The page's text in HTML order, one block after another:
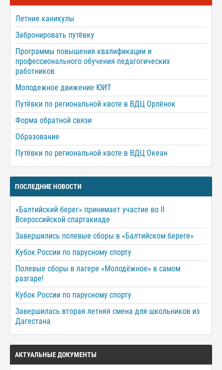
Летние каникулы
Забронировать путёвку
Программы повышения квалификации и
профессионального обучения педагогических
работников
Молодежное движение ЮИТ
Путёвки по региональной квоте в ВДЦ Орлёнок
Форма обратной связи
Образование
Путёвки по региональной квоте в ВДЦ Океан
ПОСЛЕДНИЕ НОВОСТИ
«Балтийский берег» принимает участие во II
Всероссийской спартакиаде
Завершились полевые сборы в «Балтийском береге»
Кубок России по парусному спорту
Полевые сборы в лагере «Молодёжное» в самом
разгаре!
Кубок России по парусному спорту
Завершилась вторая летняя смена для школьников из
Дагестана
АКТУАЛЬНЫЕ ДОКУМЕНТЫ